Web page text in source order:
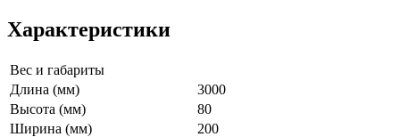
Характеристики
Вес и габариты
Длина (мм)
3000
Высота (мм)
80
Ширина (мм)
200